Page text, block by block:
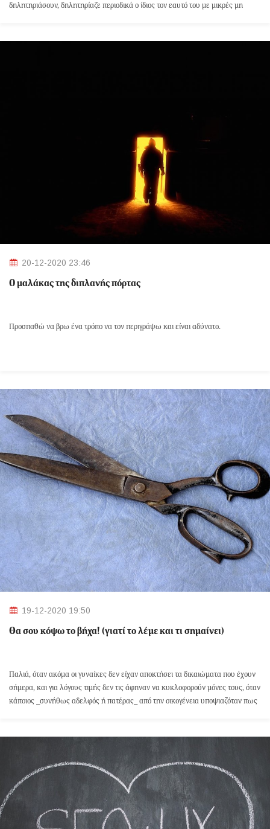
δηλητηριάσουν, δηλητηρίαζε περιοδικά ο ίδιος τον εαυτό του με μικρές μη
20-12-2020 23:46
Ο μαλάκας της διπλανής πόρτας
Προσπαθώ να βρω ένα τρόπο να τον περιγράψω και είναι αδύνατο.
19-12-2020 19:50
Θα σου κόψω το βήχα! (γιατί το λέμε και τι σημαίνει)
Παλιά, όταν ακόμα οι γυναίκες δεν είχαν αποκτήσει τα δικαιώματα που έχουν
σήμερα, και για λόγους τιμής δεν τις άφηναν να κυκλοφορούν μόνες τους, όταν
κάποιος _συνήθως αδελφός ή πατέρας_ από την οικογένεια υποψιαζόταν πως